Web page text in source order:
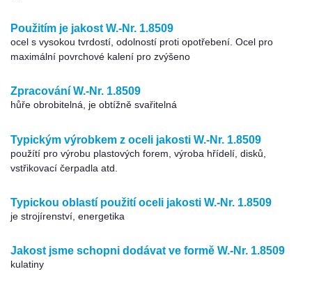
Použitím je jakost W.-Nr. 1.8509
ocel s vysokou tvrdostí, odolností proti opotřebení. Ocel pro
maximální povrchové kalení pro zvýšeno
Zpracování W.-Nr. 1.8509
hůře obrobitelná, je obtížně svařitelná
Typickým výrobkem z oceli jakosti W.-Nr. 1.8509
použítí pro výrobu plastových forem, výroba hřídelí, disků,
vstřikovací čerpadla atd.
Typickou oblastí použití oceli jakosti W.-Nr. 1.8509
je strojírenství, energetika
Jakost jsme schopni dodávat ve formě W.-Nr. 1.8509
kulatiny